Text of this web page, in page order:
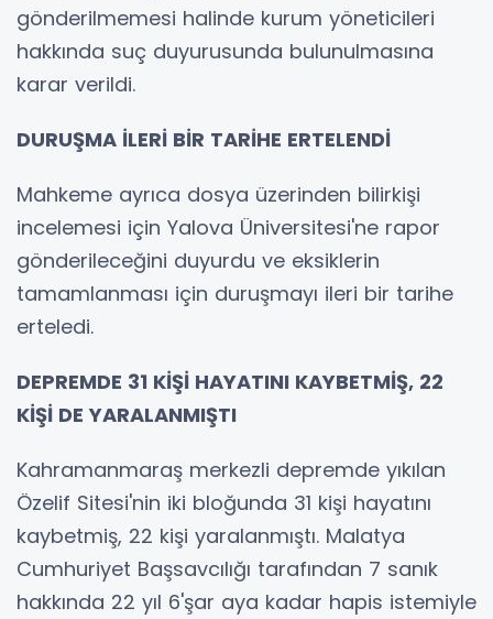
gönderilmemesi halinde kurum yöneticileri
hakkında suç duyurusunda bulunulmasına
karar verildi.
DURUŞMA İLERİ BİR TARİHE ERTELENDİ
Mahkeme ayrıca dosya üzerinden bilirkişi
incelemesi için Yalova Üniversitesi'ne rapor
gönderileceğini duyurdu ve eksiklerin
tamamlanması için duruşmayı ileri bir tarihe
erteledi.
DEPREMDE 31 KİŞİ HAYATINI KAYBETMİŞ, 22
KİŞİ DE YARALANMIŞTI
Kahramanmaraş merkezli depremde yıkılan
Özelif Sitesi'nin iki bloğunda 31 kişi hayatını
kaybetmiş, 22 kişi yaralanmıştı. Malatya
Cumhuriyet Başsavcılığı tarafından 7 sanık
hakkında 22 yıl 6'şar aya kadar hapis istemiyle